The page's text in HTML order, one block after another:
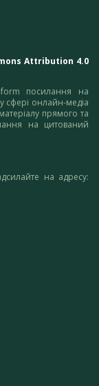
Attribution 4.0
посилання на
у сфері онлайн-медіа
прямого та
на цитований
на адресу: